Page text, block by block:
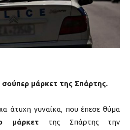
σούπερ μάρκετ της Σπάρτης.
άτυχη γυναίκα, που έπεσε θύμα
μάρκετ της Σπάρτης την